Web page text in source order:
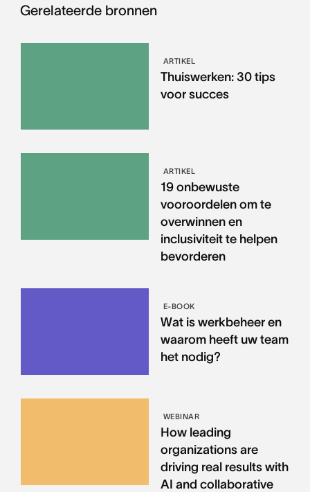
Gerelateerde bronnen
ARTIKEL
Thuiswerken: 30 tips
voor succes
ARTIKEL
19 onbewuste
vooroordelen om te
overwinnen en
inclusiviteit te helpen
bevorderen
E-BOOK
Wat is werkbeheer en
waarom heeft uw team
het nodig?
WEBINAR
How leading
organizations are
driving real results with
AI and collaborative